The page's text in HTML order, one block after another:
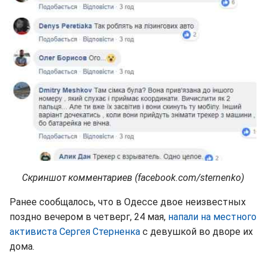
Скриншот комментариев (facebook.com/sternenko)
Ранее сообщалось, что в Одессе двое неизвестных
поздно вечером в четверг, 24 мая, напали на местного
активиста Сергея Стерненка с девушкой во дворе их
дома.